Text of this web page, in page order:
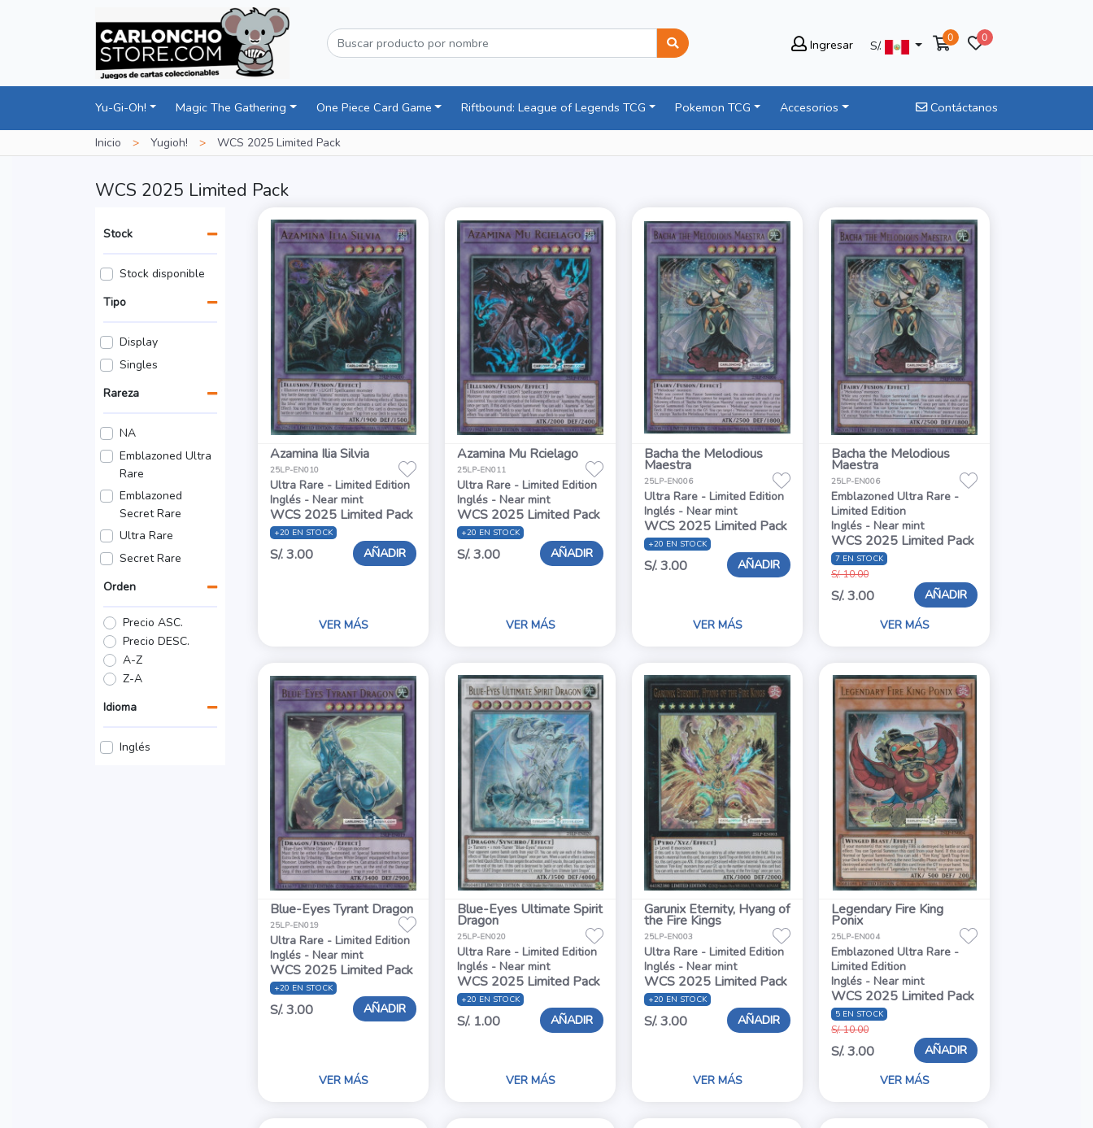
Ingresar S/.
0 0
Yu-Gi-Oh! Magic The Gathering One Piece Card Game Riftbound: League of Legends TCG Pokemon TCG Accesorios Contáctanos
Inicio > Yugioh! > WCS 2025 Limited Pack
WCS 2025 Limited Pack
Stock
Stock disponible
Tipo
Display
Singles
Rareza
NA
Emblazoned Ultra
Rare
Emblazoned
Secret Rare
Ultra Rare
Secret Rare
Orden
Precio ASC.
Precio DESC.
A-Z
Z-A
Idioma
Inglés
Azamina Ilia Silvia
25LP-EN010
Ultra Rare - Limited Edition
Inglés - Near mint
WCS 2025 Limited Pack
+20 EN STOCK
S/. 3.00 AÑADIR
VER MÁS
Azamina Mu Rcielago
25LP-EN011
Ultra Rare - Limited Edition
Inglés - Near mint
WCS 2025 Limited Pack
+20 EN STOCK
S/. 3.00 AÑADIR
VER MÁS
Bacha the Melodious
Maestra
25LP-EN006
Ultra Rare - Limited Edition
Inglés - Near mint
WCS 2025 Limited Pack
+20 EN STOCK
S/. 3.00 AÑADIR
VER MÁS
Bacha the Melodious
Maestra
25LP-EN006
Emblazoned Ultra Rare -
Limited Edition
Inglés - Near mint
WCS 2025 Limited Pack
7 EN STOCK
S/. 10.00
S/. 3.00 AÑADIR
VER MÁS
Blue-Eyes Tyrant Dragon
25LP-EN019
Ultra Rare - Limited Edition
Inglés - Near mint
WCS 2025 Limited Pack
+20 EN STOCK
S/. 3.00 AÑADIR
VER MÁS
Blue-Eyes Ultimate Spirit
Dragon
25LP-EN020
Ultra Rare - Limited Edition
Inglés - Near mint
WCS 2025 Limited Pack
+20 EN STOCK
S/. 1.00 AÑADIR
VER MÁS
Garunix Eternity, Hyang of
the Fire Kings
25LP-EN003
Ultra Rare - Limited Edition
Inglés - Near mint
WCS 2025 Limited Pack
+20 EN STOCK
S/. 3.00 AÑADIR
VER MÁS
Legendary Fire King
Ponix
25LP-EN004
Emblazoned Ultra Rare -
Limited Edition
Inglés - Near mint
WCS 2025 Limited Pack
5 EN STOCK
S/. 10.00
S/. 3.00 AÑADIR
VER MÁS